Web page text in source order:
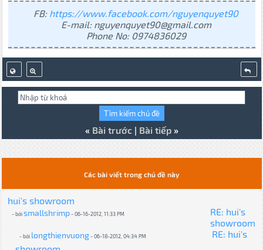
FB: https://www.facebook.com/nguyenquyet90
E-mail: nguyenquyet90@gmail.com
Phone No: 0974836029
« Bài trước| Bài tiếp»
Các bài viết trong chủ đề này
hui's showroom
- bởismallshrimp- 06-16-2012, 11:33 PM
RE: hui's
showroom
- bởi longthienvuong- 06-18-2012, 04:34 PM
RE: hui's